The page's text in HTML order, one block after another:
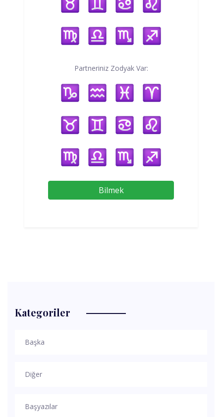
Partneriniz Zodyak Var:
Bilmek
Kategoriler
Başka
Diğer
Başyazılar